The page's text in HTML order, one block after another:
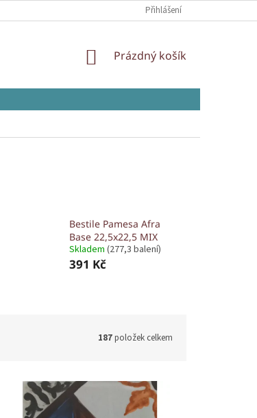
Přihlášení
NÁKUPNÍ
Prázdný košík
Bestile Pamesa Afra
Base 22,5x22,5 MIX
Skladem (277,3 balení)
391 Kč
187položek celkem